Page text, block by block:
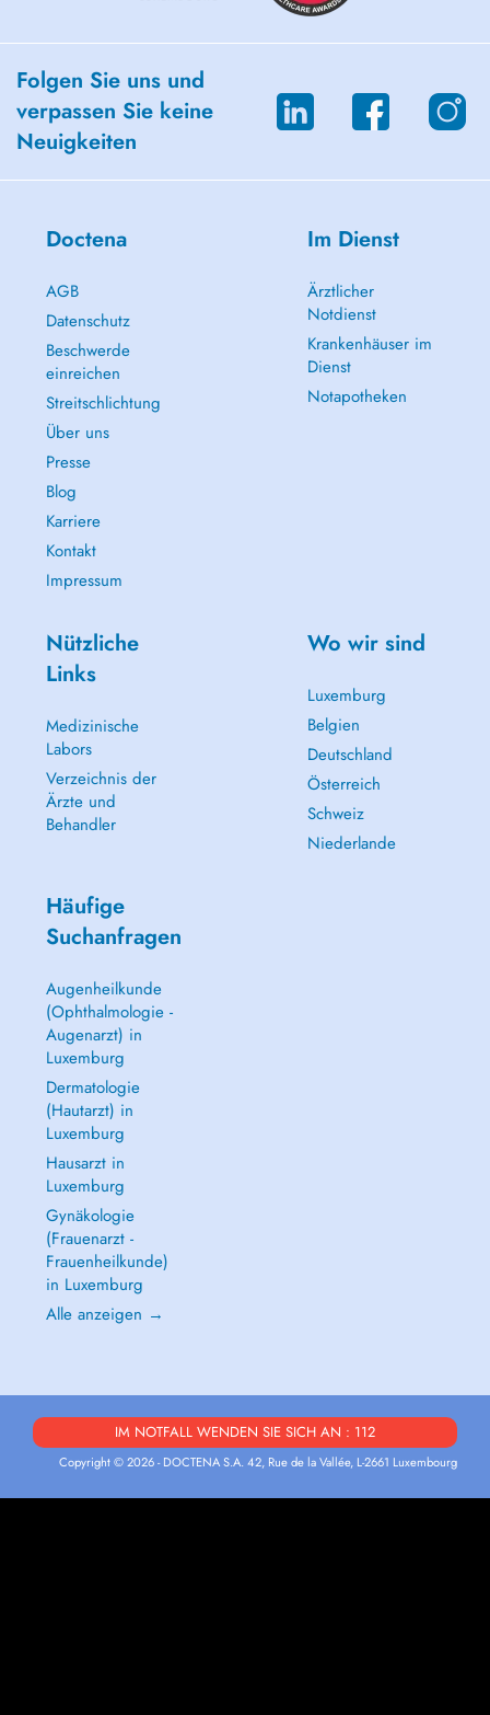
Folgen Sie uns und
verpassen Sie keine
Neuigkeiten
Doctena
AGB
Datenschutz
Beschwerde
einreichen
Streitschlichtung
Über uns
Presse
Blog
Karriere
Kontakt
Impressum
Im Dienst
Ärztlicher
Notdienst
Krankenhäuser im
Dienst
Notapotheken
Nützliche
Links
Medizinische
Labors
Verzeichnis der
Ärzte und
Behandler
Wo wir sind
Luxemburg
Belgien
Deutschland
Österreich
Schweiz
Niederlande
Häufige
Suchanfragen
Augenheilkunde
(Ophthalmologie -
Augenarzt) in
Luxemburg
Dermatologie
(Hautarzt) in
Luxemburg
Hausarzt in
Luxemburg
Gynäkologie
(Frauenarzt -
Frauenheilkunde)
in Luxemburg
Alle anzeigen →
IM NOTFALL WENDEN SIE SICH AN : 112
Copyright © 2026 - DOCTENA S.A. 42, Rue de la Vallée, L-2661 Luxembourg